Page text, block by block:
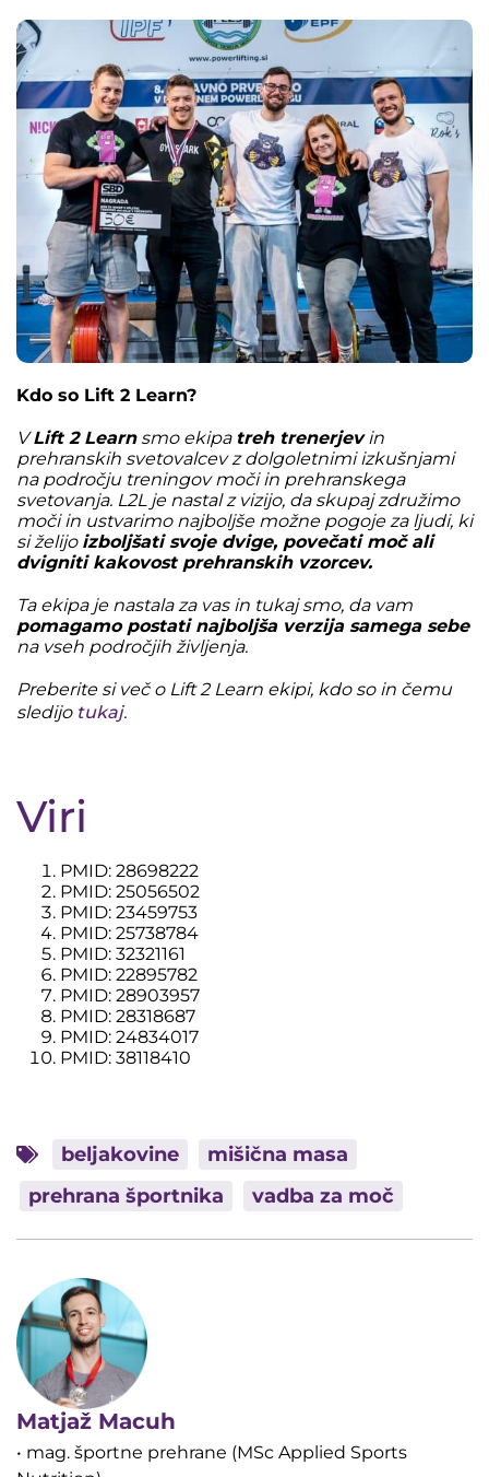
Kdo so Lift 2 Learn?
VLift 2 Learnsmo ekipa treh trenerjevin
prehranskih svetovalcev z dolgoletnimi izkušnjami
na področju treningov moči in prehranskega
svetovanja. L2L je nastal z vizijo, da skupaj združimo
moči in ustvarimo najboljše možne pogoje za ljudi, ki
si želijo izboljšati svoje dvige, povečati moč ali
dvigniti kakovost prehranskih vzorcev.
Ta ekipa je nastala za vas in tukaj smo, da vam
pomagamo postati najboljša verzija samega sebe
na vseh področjih življenja.
Preberite si več o Lift 2 Learn ekipi, kdo so in čemu
sledijo tukaj.
Viri
PMID: 28698222
PMID: 25056502
PMID: 23459753
PMID: 25738784
PMID: 32321161
PMID: 22895782
PMID: 28903957
PMID: 28318687
PMID: 24834017
PMID: 38118410
beljakovine
mišična masa
prehrana športnika
vadba za moč
Matjaž Macuh
• mag. športne prehrane (MSc Applied Sports